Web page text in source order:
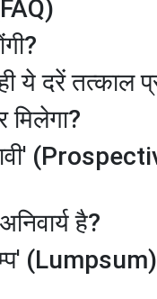
ये दरें तत्काल
मिलेगा?
है?